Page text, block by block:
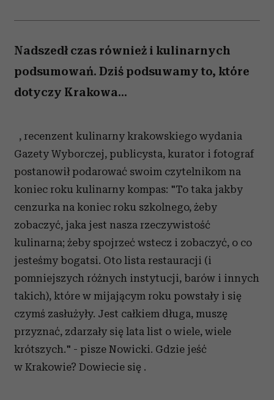
Nadszedł czas również i kulinarnych
podsumowań. Dziś podsuwamy to, które
dotyczy Krakowa...
, recenzent kulinarny krakowskiego wydania
Gazety Wyborczej, publicysta, kurator i fotograf
postanowił podarować swoim czytelnikom na
koniec roku kulinarny kompas: "To taka jakby
cenzurka na koniec roku szkolnego, żeby
zobaczyć, jaka jest nasza rzeczywistość
kulinarna; żeby spojrzeć wstecz i zobaczyć, o co
jesteśmy bogatsi. Oto lista restauracji (i
pomniejszych różnych instytucji, barów i innych
takich), które w mijającym roku powstały i się
czymś zasłużyły. Jest całkiem długa, muszę
przyznać, zdarzały się lata list o wiele, wiele
krótszych." - pisze Nowicki. Gdzie jeść
w Krakowie? Dowiecie się .